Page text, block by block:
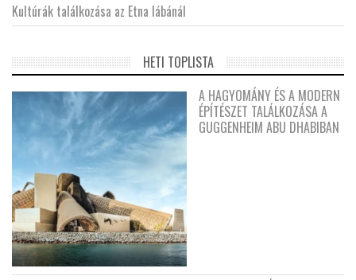
Kultúrák találkozása az Etna lábánál
HETI TOPLISTA
A HAGYOMÁNY ÉS A MODERN
ÉPÍTÉSZET TALÁLKOZÁSA A
GUGGENHEIM ABU DHABIBAN